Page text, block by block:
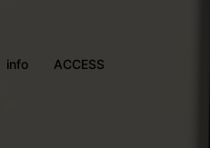
info ACCESS